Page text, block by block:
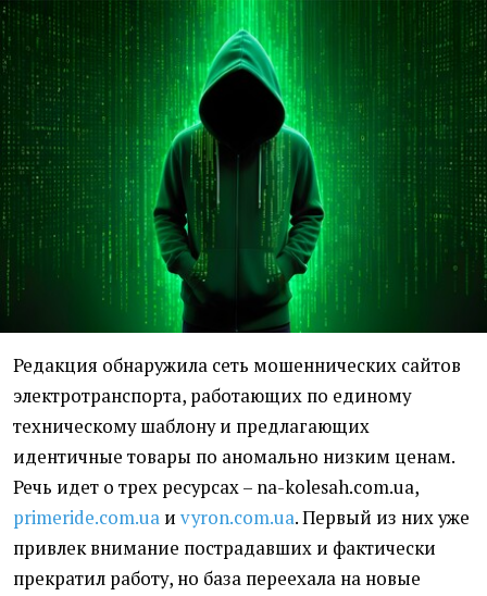
Редакция обнаружила сеть мошеннических сайтов
электротранспорта, работающих по единому
техническому шаблону и предлагающих
идентичные товары по аномально низким ценам.
Речь идет о трех ресурсах – na-kolesah.com.ua,
primeride.com.ua и vyron.com.ua. Первый из них уже
привлек внимание пострадавших и фактически
прекратил работу, но база переехала на новые